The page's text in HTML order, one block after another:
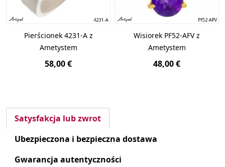
Pierścionek 4231-A z
Ametystem
58,00 €
Wisiorek PF52-AFV z
Ametystem
48,00 €
Satysfakcja lub zwrot
Ubezpieczona i bezpieczna dostawa
Gwarancja autentyczności